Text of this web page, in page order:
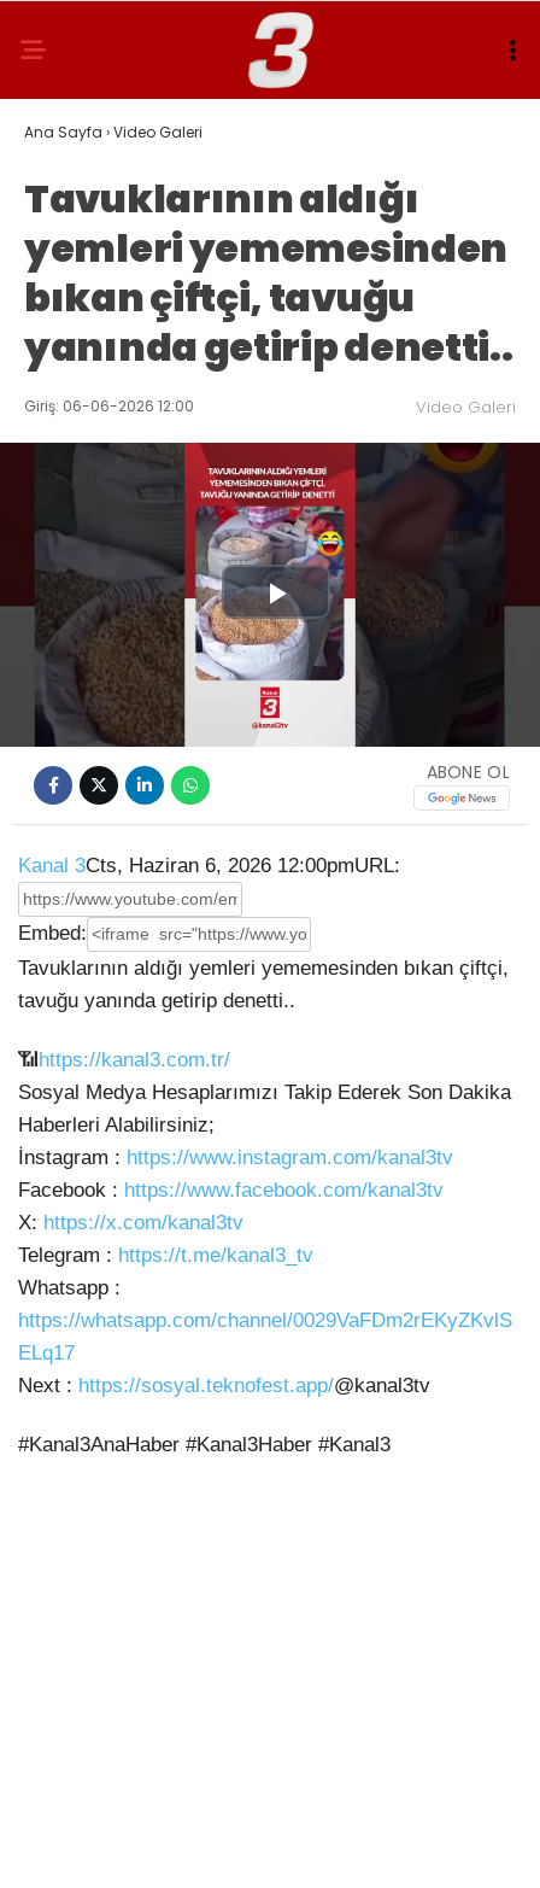
Ana Sayfa ›Video Galeri
Tavuklarının aldığı
yemleri yememesinden
bıkan çiftçi, tavuğu
yanında getirip denetti..
Giriş: 06-06-2026 12:00 Video Galeri
Play
Video
ABONE OL
Kanal 3Cts, Haziran 6, 2026 12:00pmURL:
Embed:
Tavuklarının aldığı yemleri yememesinden bıkan çiftçi,
tavuğu yanında getirip denetti..
📶https://kanal3.com.tr/
Sosyal Medya Hesaplarımızı Takip Ederek Son Dakika
Haberleri Alabilirsiniz;
İnstagram : https://www.instagram.com/kanal3tv
Facebook : https://www.facebook.com/kanal3tv
X: https://x.com/kanal3tv
Telegram : https://t.me/kanal3_tv
Whatsapp :
https://whatsapp.com/channel/0029VaFDm2rEKyZKvlS
ELq17
Next : https://sosyal.teknofest.app/@kanal3tv
#Kanal3AnaHaber #Kanal3Haber #Kanal3